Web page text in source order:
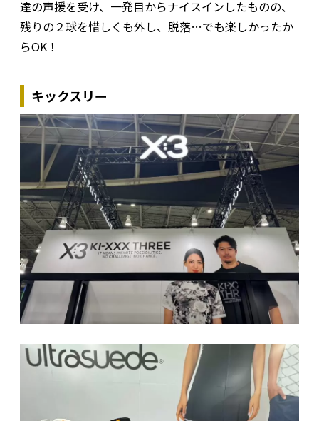
達の声援を受け、一発目からナイスインしたものの、
残りの２球を惜しくも外し、脱落…でも楽しかったか
らOK！
キックスリー